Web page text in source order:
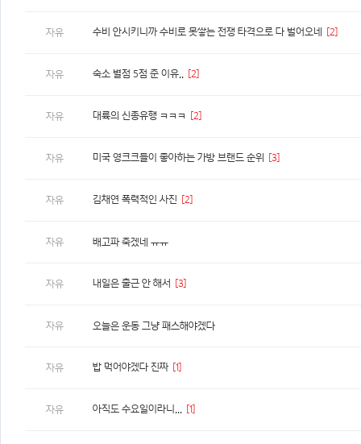
자유 수비 안시키니까 수비로 못쌓는 전쟁 타격으로 다 벌어오네 [2]
자유 숙소 별점 5점 준 이유.. [2]
자유 대륙의 신종유행 ㅋㅋㅋ [2]
자유 미국 영크크들이 좋아하는 가방 브랜드 순위 [3]
자유 김채연 폭력적인 사진 [2]
자유 배고파 죽겠네 ㅠㅠ
자유 내일은 출근 안 해서 [3]
자유 오늘은 운동 그냥 패스해야겠다
자유 밥 먹어야겠다 진짜 [1]
자유 아직도 수요일이라니... [1]